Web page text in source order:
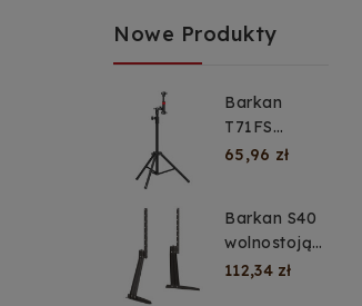
Nowe Produkty
Barkan
T71FS
Regulowany
do telefonu i
tabletu 4–
12″
65,96 zł
Barkan S40
wolnostojąca
podstawa
112,34 zł